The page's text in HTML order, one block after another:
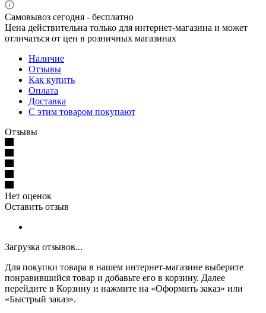
Самовывоз сегодня - бесплатно
Цена действительна только для интернет-магазина и может
отличаться от цен в розничных магазинах
Наличие
Отзывы
Как купить
Оплата
Доставка
С этим товаром покупают
Отзывы
Нет оценок
Оставить отзыв
Загрузка отзывов...
Для покупки товара в нашем интернет-магазине выберите
понравившийся товар и добавьте его в корзину. Далее
перейдите в Корзину и нажмите на «Оформить заказ» или
«Быстрый заказ».